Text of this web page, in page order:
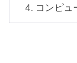
コンピュ